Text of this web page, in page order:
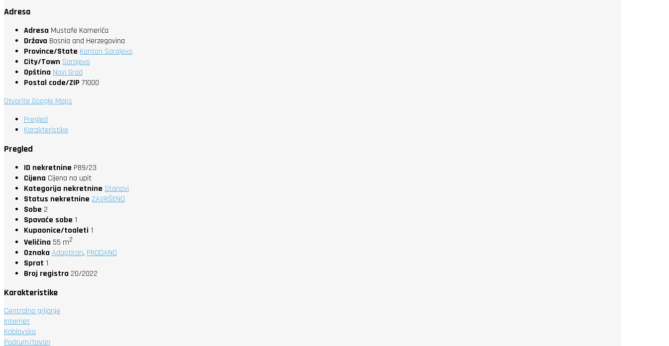
Adresa
Adresa Mustafe Kamerića
Država Bosnia and Herzegovina
Province/State Kanton Sarajevo
City/Town Sarajevo
Opština Novi Grad
Postal code/ZIP 71000
Otvorite Google Maps
Pregled
Karakteristike
Pregled
ID nekretnine P89/23
Cijena Cijena na upit
Kategorija nekretnine Stanovi
Status nekretnine ZAVRŠENO
Sobe 2
Spavaće sobe 1
Kupaonice/toaleti 1
Veličina 55 m2
Oznaka Adaptiran, PRODANO
Sprat 1
Broj registra 20/2022
Karakteristike
Centralno grijanje
Internet
Kablovska
Podrum/tavan